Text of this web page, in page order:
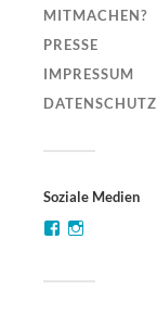
MITMACHEN?
PRESSE
IMPRESSUM
DATENSCHUTZ
Soziale Medien